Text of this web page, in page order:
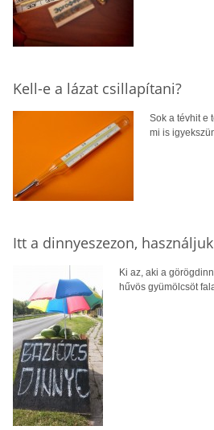
Kell-e a lázat csillapítani?
Sok a tévhit e
mi is
Itt a dinnyeszezon,
Ki az, aki a
hűvös gyümölcsöt